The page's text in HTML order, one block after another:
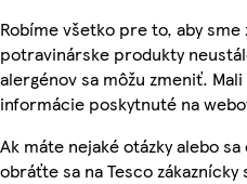
Robíme všetko pre to, aby
potravinárske produkty
alergénov sa môžu zmeniť.
informácie poskytnuté na
Ak máte nejaké otázky alebo
obráťte sa na Tesco